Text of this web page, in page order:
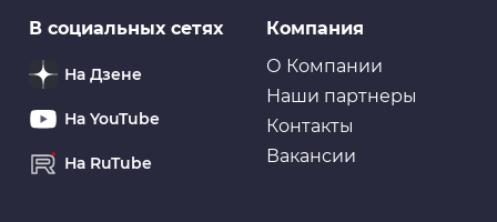
VMP AUTO Реметаллизант Resurs Next, 75г
Присадки и модификаторы
Компания
О Компании
Наши партнеры
Контакты
Вакансии
В социальных сетях
На Дзене
На YouTube
На RuTube